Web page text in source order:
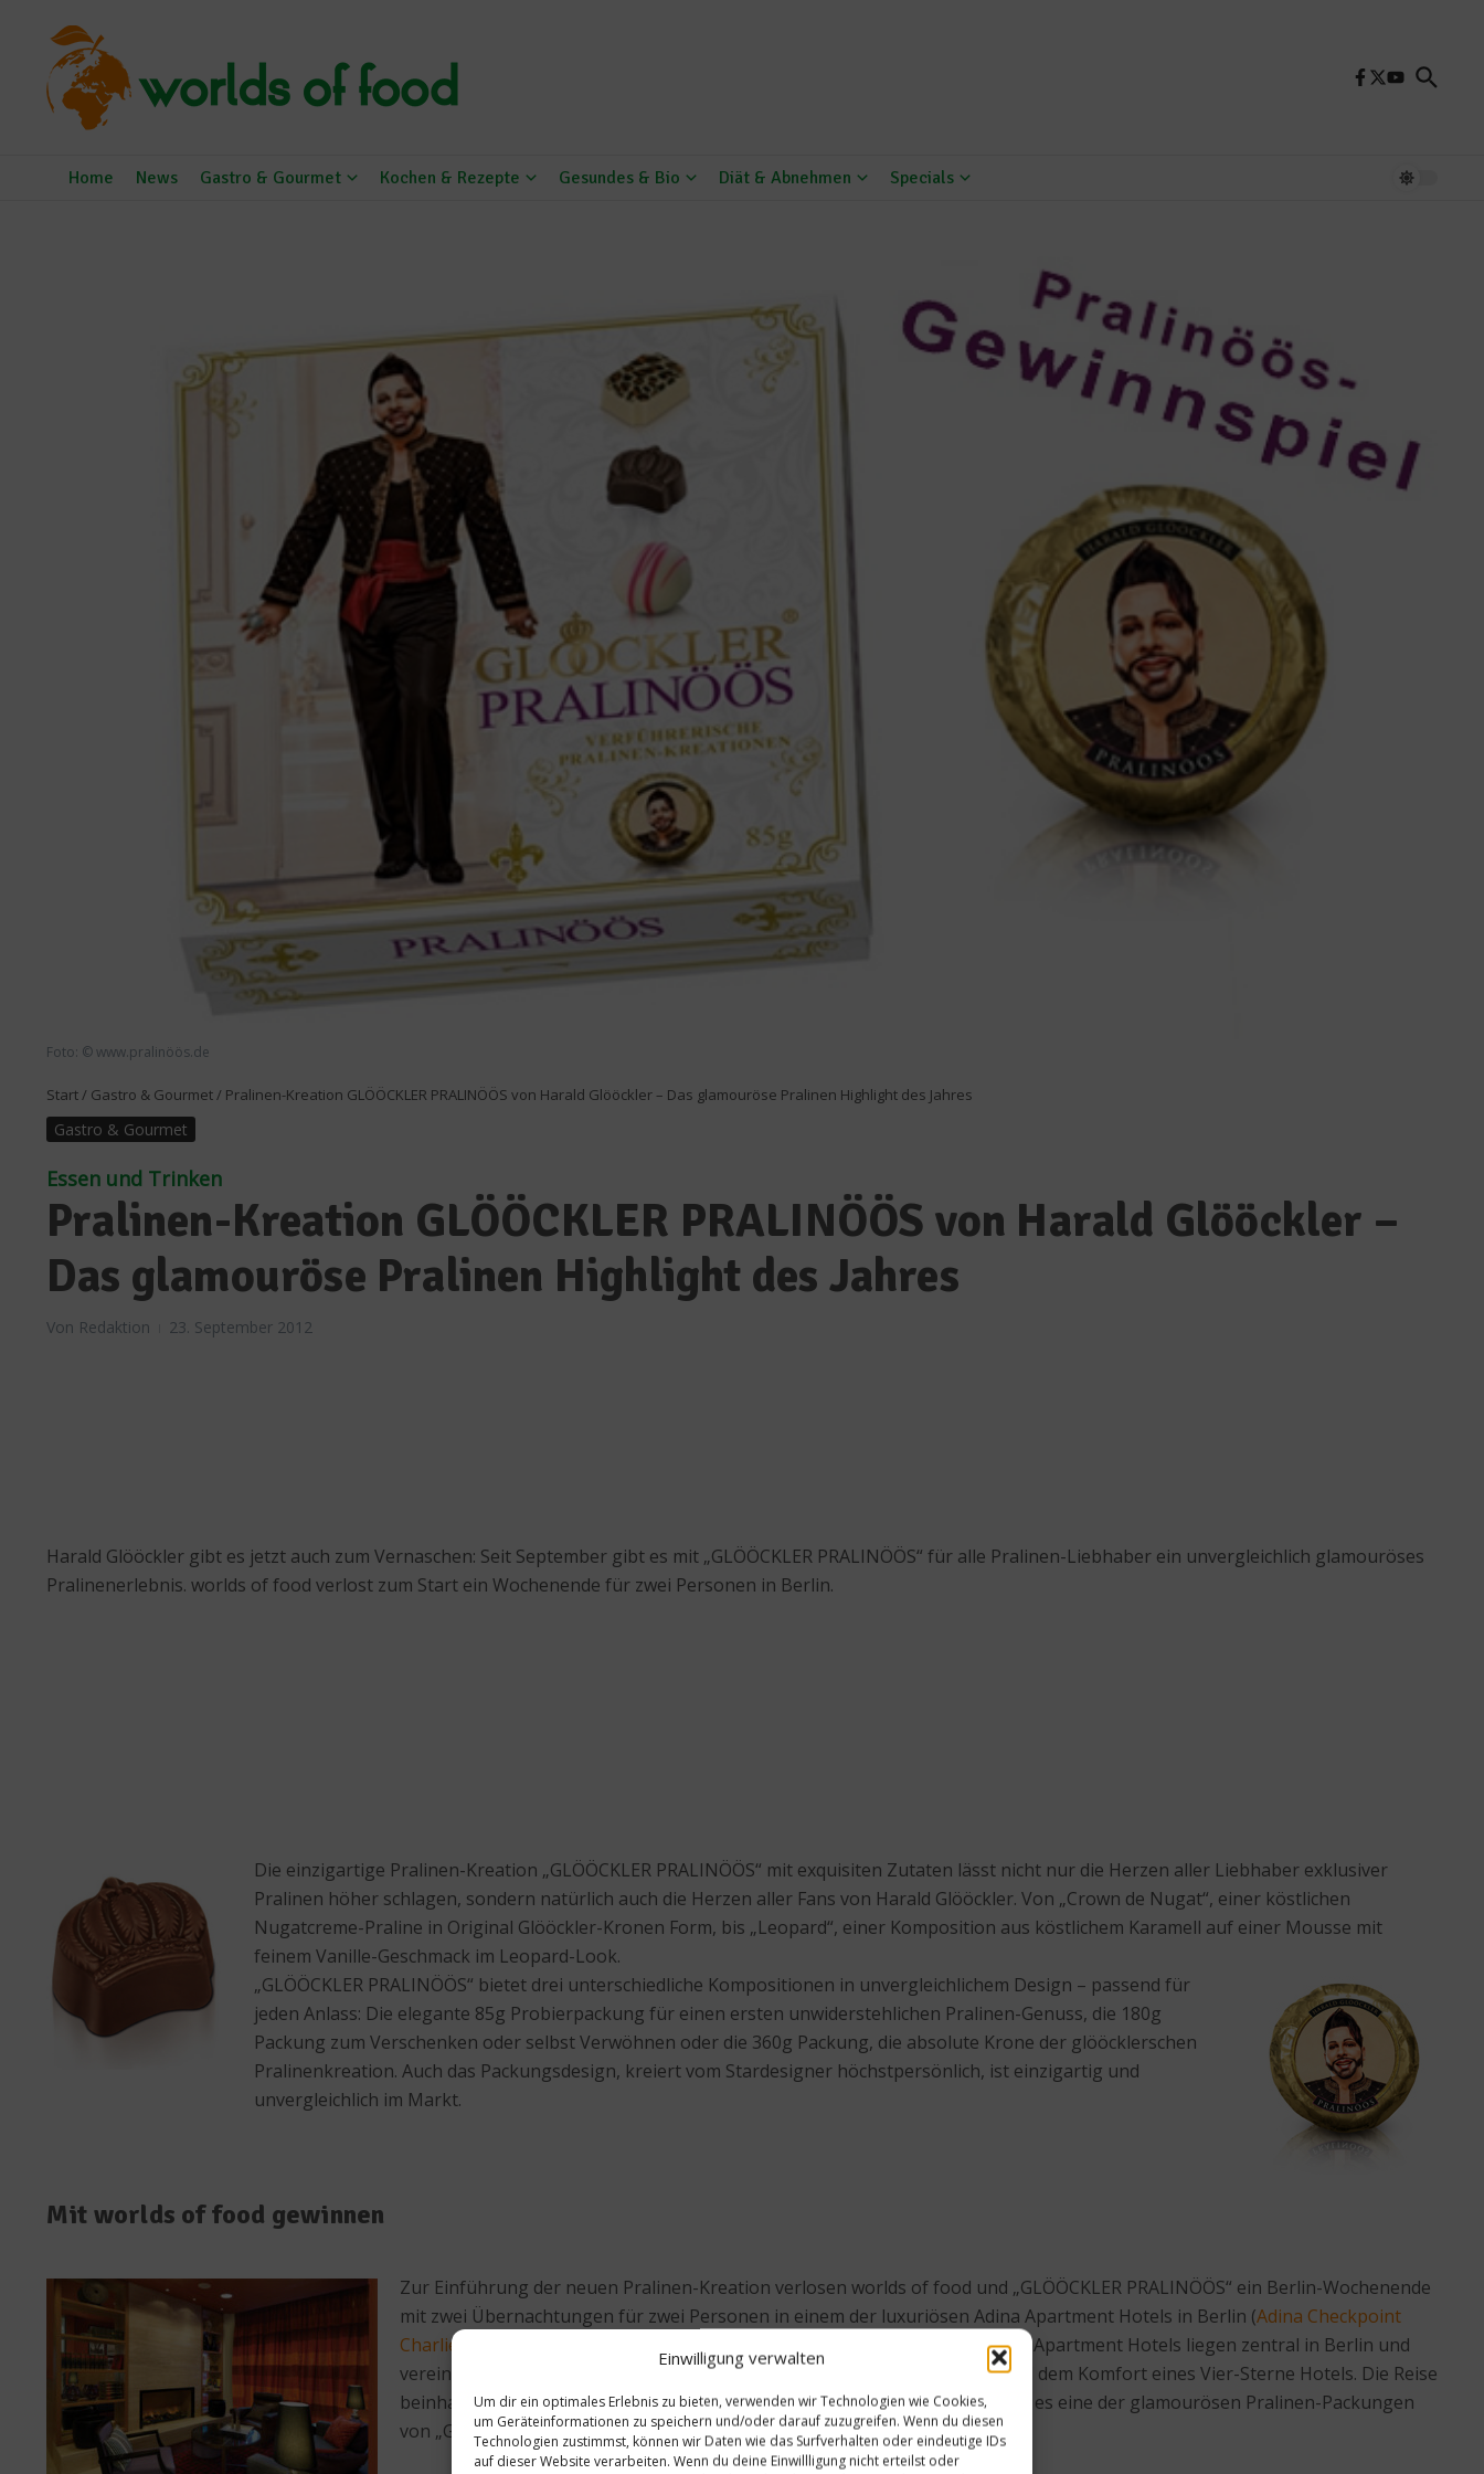
Einwilligung verwalten
Um dir ein optimales Erlebnis zu bieten, verwenden wir Technologien wie Cookies,
um Geräteinformationen zu speichern und/oder darauf zuzugreifen. Wenn du diesen
Technologien zustimmst, können wir Daten wie das Surfverhalten oder eindeutige IDs
auf dieser Website verarbeiten. Wenn du deine Einwillligung nicht erteilst oder
Home News Gastro & Gourmet Kochen & Rezepte Gesundes & Bio Diät & Abnehmen Specials
Foto: © www.pralinöös.de
Start/ Gastro & Gourmet/ Pralinen-Kreation GLÖÖCKLER PRALINÖÖS von Harald Glööckler – Das glamouröse Pralinen Highlight des Jahres
Gastro & Gourmet
Essen und Trinken
Pralinen-Kreation GLÖÖCKLER PRALINÖÖS von Harald Glööckler –
Das glamouröse Pralinen Highlight des Jahres
Von Redaktion 23. September 2012
Harald Glööckler gibt es jetzt auch zum Vernaschen: Seit September gibt es mit „GLÖÖCKLER PRALINÖÖS“ für alle Pralinen-Liebhaber ein unvergleichlich glamouröses
Pralinenerlebnis. worlds of food verlost zum Start ein Wochenende für zwei Personen in Berlin.
Die einzigartige Pralinen-Kreation „GLÖÖCKLER PRALINÖÖS“ mit exquisiten Zutaten lässt nicht nur die Herzen aller Liebhaber exklusiver
Pralinen höher schlagen, sondern natürlich auch die Herzen aller Fans von Harald Glööckler. Von „Crown de Nugat“, einer köstlichen
Nugatcreme-Praline in Original Glööckler-Kronen Form, bis „Leopard“, einer Komposition aus köstlichem Karamell auf einer Mousse mit
feinem Vanille-Geschmack im Leopard-Look.
„GLÖÖCKLER PRALINÖÖS“ bietet drei unterschiedliche Kompositionen in unvergleichlichem Design – passend für
jeden Anlass: Die elegante 85g Probierpackung für einen ersten unwiderstehlichen Pralinen-Genuss, die 180g
Packung zum Verschenken oder selbst Verwöhnen oder die 360g Packung, die absolute Krone der glööcklerschen
Pralinenkreation. Auch das Packungsdesign, kreiert vom Stardesigner höchstpersönlich, ist einzigartig und
unvergleichlich im Markt.
Mit worlds of food gewinnen
Zur Einführung der neuen Pralinen-Kreation verlosen worlds of food und „GLÖÖCKLER PRALINÖÖS“ ein Berlin-Wochenende
mit zwei Übernachtungen für zwei Personen in einem der luxuriösen Adina Apartment Hotels in Berlin (Adina Checkpoint
Charlie, Adina Hauptbahnhof oder Adina Hackerscher Markt
). Alle drei Adina Apartment Hotels liegen zentral in Berlin und
vereinen die Unabhängigkeit eines eigenen Apartments mit dem Service und dem Komfort eines Vier-Sterne Hotels. Die Reise
beinhaltet einen Reisekostenzuschuss in Höhe von 250 Euro. Zusätzlich gibt es eine der glamourösen Pralinen-Packungen
von „GLÖÖCKLER PRALINÖÖS“ zu gewinnen.